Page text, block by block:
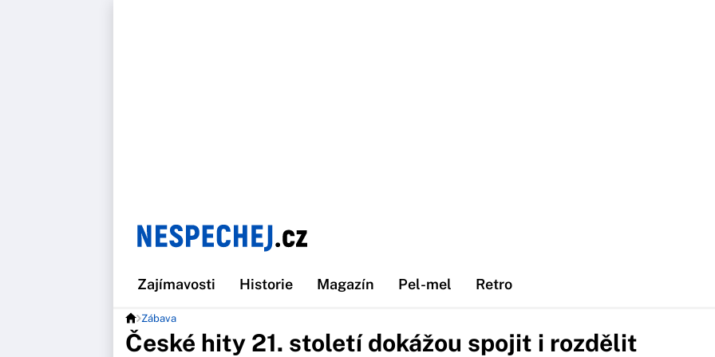
Zajímavosti Historie Magazín Pel-mel Retro
Zábava
České hity 21. století dokážou spojit i rozdělit